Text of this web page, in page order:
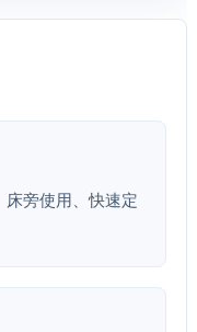
旁使用、快速定